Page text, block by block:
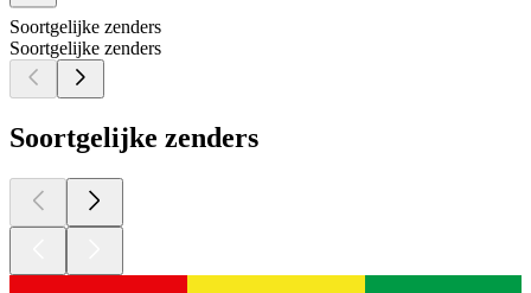
Soortgelijke zenders
Soortgelijke zenders
Soortgelijke zenders